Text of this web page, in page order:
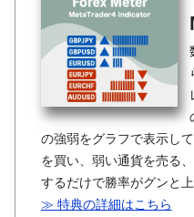
の強弱をグラフで表示し
を買い、弱い通貨を売る
するだけで勝率がグンと上
≫ 特典の詳細はこちら